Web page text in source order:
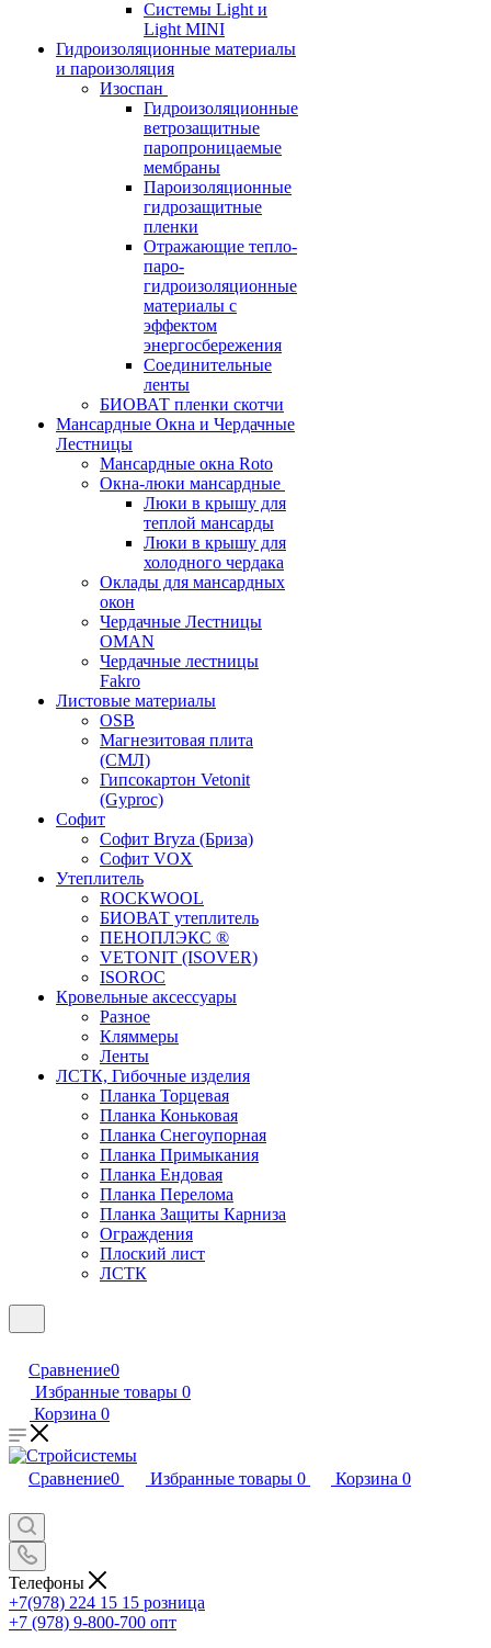
Системы Light и
Light MINI
Гидроизоляционные материалы
и пароизоляция
Изоспан
Гидроизоляционные
ветрозащитные
паропроницаемые
мембраны
Пароизоляционные
гидрозащитные
пленки
Отражающие тепло-
паро-
гидроизоляционные
материалы с
эффектом
энергосбережения
Соединительные
ленты
БИОВАТ пленки скотчи
Мансардные Окна и Чердачные
Лестницы
Мансардные окна Roto
Окна-люки мансардные
Люки в крышу для
теплой мансарды
Люки в крышу для
холодного чердака
Оклады для мансардных
окон
Чердачные Лестницы
OMAN
Чердачные лестницы
Fakro
Листовые материалы
OSB
Магнезитовая плита
(СМЛ)
Гипсокартон Vetonit
(Gyproc)
Софит
Софит Bryza (Бриза)
Софит VOX
Утеплитель
ROCKWOOL
БИОВАТ утеплитель
ПЕНОПЛЭКС ®
VETONIT (ISOVER)
ISOROC
Кровельные аксессуары
Разное
Кляммеры
Ленты
ЛСТК, Гибочные изделия
Планка Торцевая
Планка Коньковая
Планка Снегоупорная
Планка Примыкания
Планка Ендовая
Планка Перелома
Планка Защиты Карниза
Ограждения
Плоский лист
ЛСТК
Сравнение0
Избранные товары 0
Корзина 0
Сравнение0 Избранные товары 0 Корзина 0
Телефоны
+7(978) 224 15 15 розница
+7 (978) 9-800-700 опт